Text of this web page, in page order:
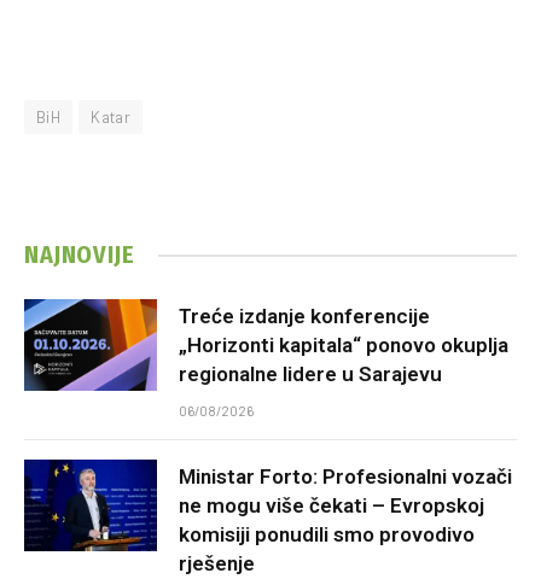
BiH Katar
NAJNOVIJE
Treće izdanje konferencije
„Horizonti kapitala“ ponovo okuplja
regionalne lidere u Sarajevu
06/08/2026
Ministar Forto: Profesionalni vozači
ne mogu više čekati – Evropskoj
komisiji ponudili smo provodivo
rješenje